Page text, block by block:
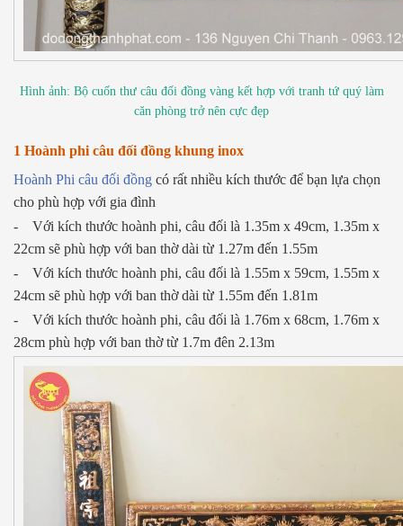
Hình ảnh: Bộ cuốn thư câu đối đồng vàng kết hợp với tranh tứ quý làm
căn phòng trở nên cực đẹp
1 Hoành phi câu đối đồng khung inox
Hoành Phi câu đối đồng có rất nhiều kích thước để bạn lựa chọn
cho phù hợp với gia đình
- Với kích thước hoành phi, câu đối là 1.35m x 49cm, 1.35m x
22cm sẽ phù hợp với ban thờ dài từ 1.27m đến 1.55m
- Với kích thước hoành phi, câu đối là 1.55m x 59cm, 1.55m x
24cm sẽ phù hợp với ban thờ dài từ 1.55m đến 1.81m
- Với kích thước hoành phi, câu đối là 1.76m x 68cm, 1.76m x
28cm phù hợp với ban thờ từ 1.7m đên 2.13m